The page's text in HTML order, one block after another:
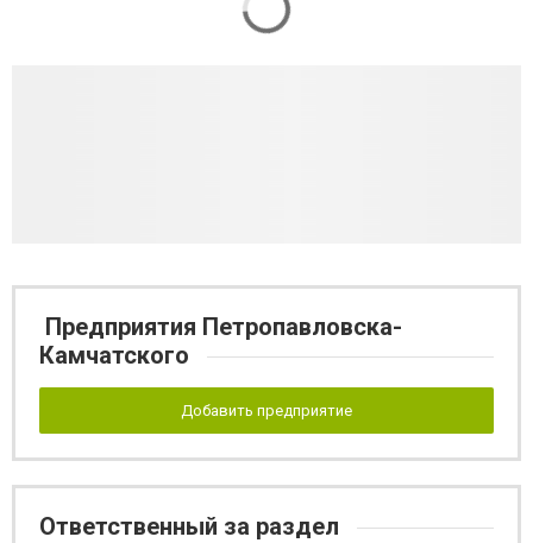
Предприятия Петропавловска-
Камчатского
Добавить предприятие
Ответственный за раздел